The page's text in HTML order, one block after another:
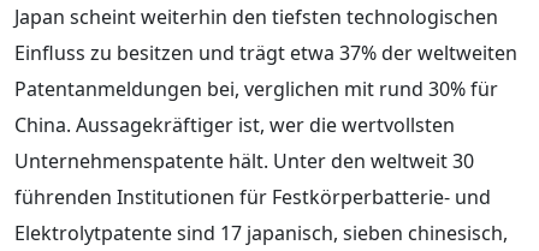
Japan scheint weiterhin den tiefsten technologischen
Einfluss zu besitzen und trägt etwa 37% der weltweiten
Patentanmeldungen bei, verglichen mit rund 30% für
China. Aussagekräftiger ist, wer die wertvollsten
Unternehmenspatente hält. Unter den weltweit 30
führenden Institutionen für Festkörperbatterie- und
Elektrolytpatente sind 17 japanisch, sieben chinesisch,